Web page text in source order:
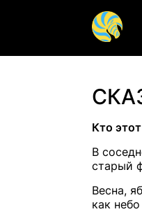
Кто
В
старый
Весна,
как